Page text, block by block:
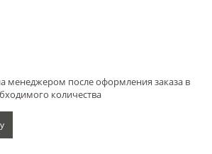
менеджером после оформления заказа в
количества